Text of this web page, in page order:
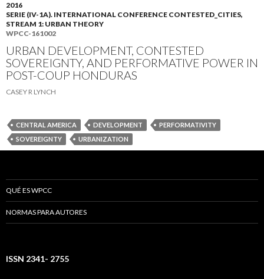
2016
SERIE (IV-1A). INTERNATIONAL CONFERENCE CONTESTED_CITIES,
STREAM 1: URBAN THEORY
WPCC-161002
URBAN DEVELOPMENT, CONTESTED
SOVEREIGNTY, AND PERFORMATIVE POWER IN
POST-COUP HONDURAS
CASEY R LYNCH
CENTRAL AMERICA DEVELOPMENT
PERFORMATIVITY
SOVEREIGNTY
URBANIZATION
QUÉ ES WPCC
NORMAS PARA AUTORES
ISSN 2341- 2755